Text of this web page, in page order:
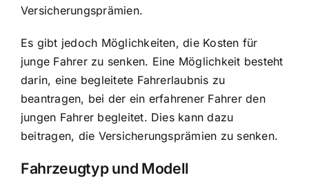
Versicherungsprämien.
Es gibt jedoch Möglichkeiten, die Kosten für
junge Fahrer zu senken. Eine Möglichkeit besteht
darin, eine begleitete Fahrerlaubnis zu
beantragen, bei der ein erfahrener Fahrer den
jungen Fahrer begleitet. Dies kann dazu
beitragen, die Versicherungsprämien zu senken.
Fahrzeugtyp und Modell